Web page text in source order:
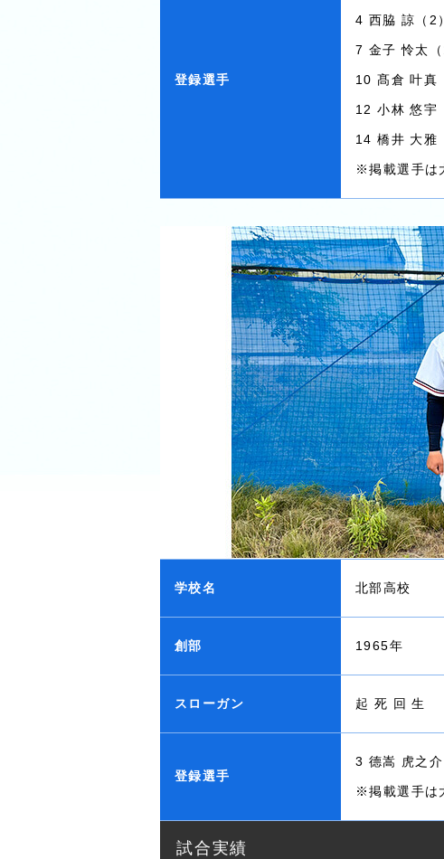
登録選手
4 西脇 諒（2）
7 金子 怜太（
10 髙倉 叶真
12 小林 悠宇
14 橋井 大雅
※掲載選手は
学校名 北部高校
創部 1965年
スローガン 起 死 回 生
登録選手
3 德嵩 虎之介
※掲載選手は
試合実績